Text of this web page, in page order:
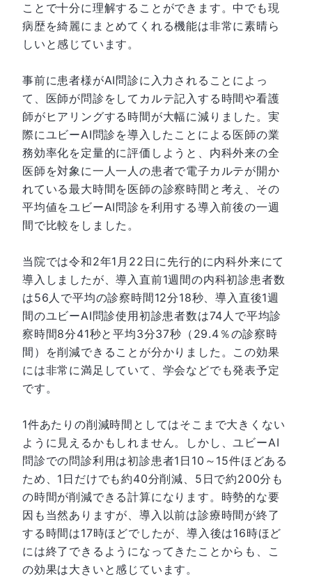
ことで十分に理解することができます。中でも現
病歴を綺麗にまとめてくれる機能は非常に素晴ら
しいと感じています。
事前に患者様がAI問診に入力されることによっ
て、医師が問診をしてカルテ記入する時間や看護
師がヒアリングする時間が大幅に減りました。実
際にユビーAI問診を導入したことによる医師の業
務効率化を定量的に評価しようと、内科外来の全
医師を対象に一人一人の患者で電子カルテが開か
れている最大時間を医師の診察時間と考え、その
平均値をユビーAI問診を利用する導入前後の一週
間で比較をしました。
当院では令和2年1月22日に先行的に内科外来にて
導入しましたが、導入直前1週間の内科初診患者数
は56人で平均の診察時間12分18秒、導入直後1週
間のユビーAI問診使用初診患者数は74人で平均診
察時間8分41秒と平均3分37秒（29.4％の診察時
間）を削減できることが分かりました。この効果
には非常に満足していて、学会などでも発表予定
です。
1件あたりの削減時間としてはそこまで大きくない
ように見えるかもしれません。しかし、ユビーAI
問診での問診利用は初診患者1日10～15件ほどある
ため、1日だけでも約40分削減、5日で約200分も
の時間が削減できる計算になります。時勢的な要
因も当然ありますが、導入以前は診療時間が終了
する時間は17時ほどでしたが、導入後は16時ほど
には終了できるようになってきたことからも、こ
の効果は大きいと感じています。